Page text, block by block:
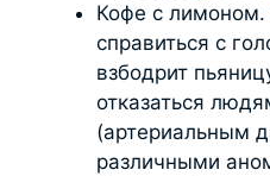
Кофе с
справиться с
взбодрит
отказаться
(артериальным
различными